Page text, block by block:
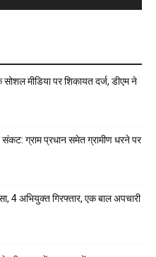
मीडिया पर शिकायत दर्ज, डीएम ने
ग्राम प्रधान समेत ग्रामीण धरने पर
4 अभियुक्त गिरफ्तार, एक बाल अपचारी